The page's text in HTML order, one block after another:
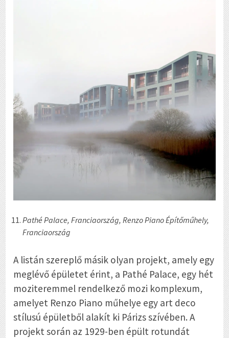
Pathé Palace, Franciaország, Renzo Piano Építőműhely,
Franciaország
A listán szereplő másik olyan projekt, amely egy
meglévő épületet érint, a Pathé Palace, egy hét
moziteremmel rendelkező mozi komplexum,
amelyet Renzo Piano műhelye egy art deco
stílusú épületből alakít ki Párizs szívében. A
projekt során az 1929-ben épült rotundát